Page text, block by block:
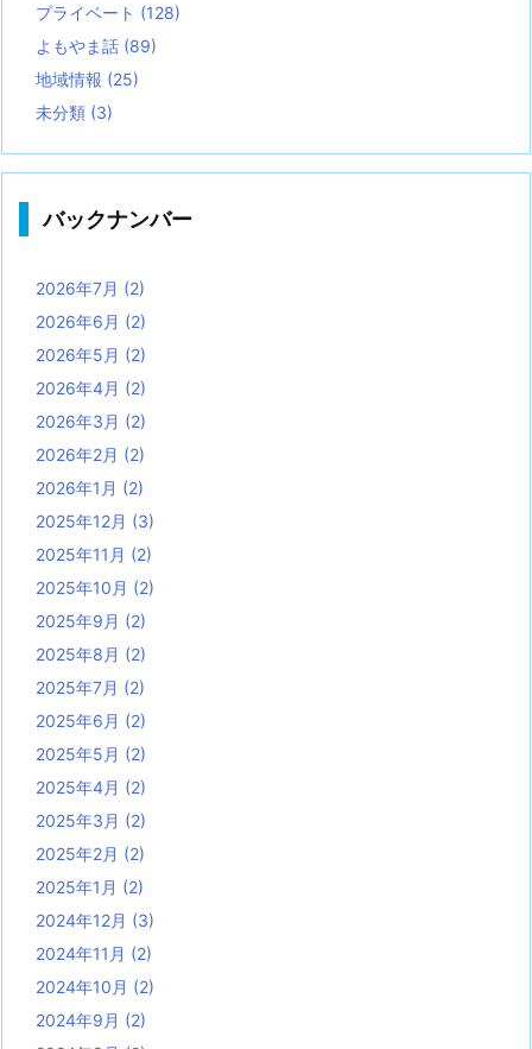
プライベート (128)
よもやま話 (89)
地域情報 (25)
未分類 (3)
バックナンバー
2026年7月 (2)
2026年6月 (2)
2026年5月 (2)
2026年4月 (2)
2026年3月 (2)
2026年2月 (2)
2026年1月 (2)
2025年12月 (3)
2025年11月 (2)
2025年10月 (2)
2025年9月 (2)
2025年8月 (2)
2025年7月 (2)
2025年6月 (2)
2025年5月 (2)
2025年4月 (2)
2025年3月 (2)
2025年2月 (2)
2025年1月 (2)
2024年12月 (3)
2024年11月 (2)
2024年10月 (2)
2024年9月 (2)